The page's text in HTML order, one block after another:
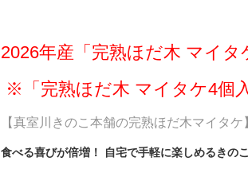
2026年産「完熟ほだ木 マイタ
※「完熟ほだ木 マイタケ4個
【真室川きのこ本舗の完熟ほだ木マイタケ
食べる喜びが倍増！ 自宅で手軽に楽しめるきの